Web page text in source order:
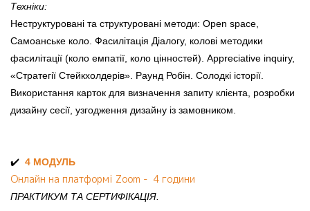
Техніки:
Неструктуровані та структуровані методи: Open space,
Самоанське коло. Фасилітація Діалогу, колові методики
фасилітації (коло емпатії, коло цінностей). Appreciative inquiry,
«Стратегії Стейкхолдерів». Раунд Робін. Солодкі історії.
Використання карток для визначення запиту клієнта, розробки
дизайну сесії, узгодження дизайну із замовником.
✔️ ️ 4 МОДУЛЬ
Онлайн на платформі Zoom - 4 години
ПРАКТИКУМ ТА СЕРТИФІКАЦІЯ.